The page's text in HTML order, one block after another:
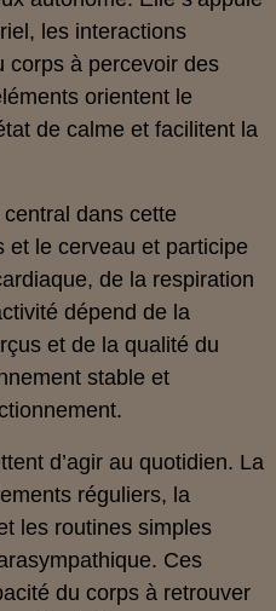
les interactions
corps à percevoir des
orientent le
de calme et facilitent la
dans cette
et le cerveau et participe
de la respiration
dépend de la
et de la qualité du
stable et
d’agir au quotidien. La
réguliers, la
les routines simples
Ces
du corps à retrouver